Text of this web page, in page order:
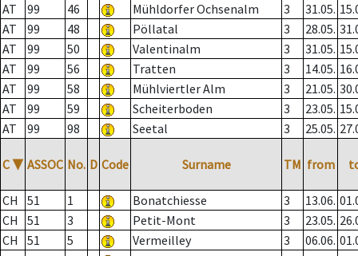
AT
99 46 Mühldorfer Ochsenalm 3 31.05.
AT
99 48 Pöllatal 3 28.05.
AT
99 50 Valentinalm 3 31.05.
AT
99 56 Tratten 3 14.05.
AT
99 58 Mühlviertler Alm 3 21.05.
AT
99 59 Scheiterboden 3 23.05.
AT
99 98 Seetal 3 25.05.
C ▼ ASSOC No. D Code Surname TM from
CH 51 1 Bonatchiesse 3 13.06.
CH
51 3 Petit-Mont 3 23.05.
CH
51 5 Vermeilley 3 06.06.